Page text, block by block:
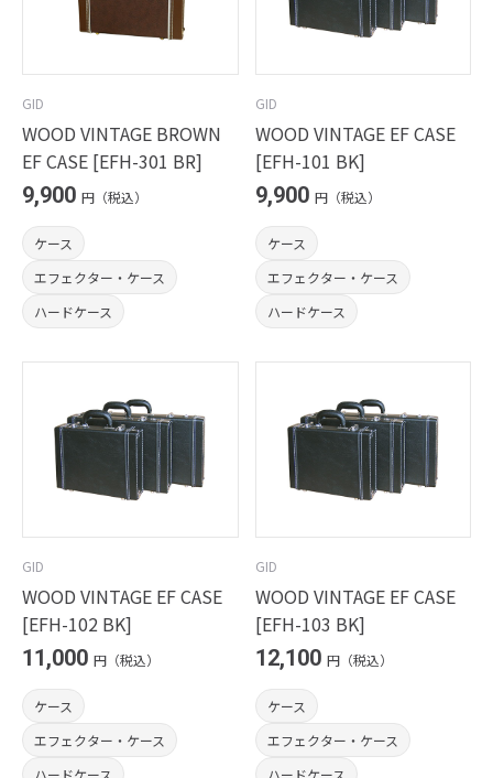
GID
WOOD VINTAGE BROWN
EF CASE [EFH-301 BR]
9,900 円（税込）
ケース
エフェクター・ケース
ハードケース
GID
WOOD VINTAGE EF CASE
[EFH-101 BK]
9,900 円（税込）
ケース
エフェクター・ケース
ハードケース
GID
WOOD VINTAGE EF CASE
[EFH-102 BK]
11,000 円（税込）
ケース
エフェクター・ケース
ハードケース
GID
WOOD VINTAGE EF CASE
[EFH-103 BK]
12,100 円（税込）
ケース
エフェクター・ケース
ハードケース